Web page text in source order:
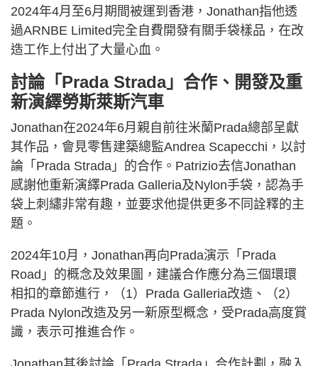
2024年4月至6月期間被運到香港，Jonathan指他透
過ARNBE Limited完全自費開發有關手袋樣品，在改
造工作上付出了大量心血。
討論「Prada Strada」合作、開發及重
新演繹勞斯萊斯汽車
Jonathan在2024年6月親自前往米蘭Prada總部呈獻
其作品，會見零售建築總監Andrea Scapecchi，以討
論「Prada Strada」的合作。Patrizio去信Jonathan
感謝他重新演繹Prada Galleria及Nylon手袋，認為手
袋上刺繡非常有趣，並要求他提供更多不同詮釋的主
題。
2024年10月，Jonathan再向Prada演示「Prada
Road」的概念及效果圖，建議合作應分為三個環環
相扣的章節進行，（1）Prada Galleria改造、（2）
Prada Nylon改造及另一新原型概念，受Prada高度賞
識，表示可推進合作。